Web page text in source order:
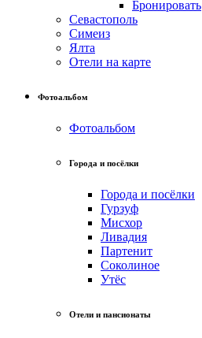
Бронировать
Севастополь
Симеиз
Ялта
Отели на карте
Фотоальбом
Фотоальбом
Города и посёлки
Города и посёлки
Гурзуф
Мисхор
Ливадия
Партенит
Соколиное
Утёс
Отели и пансионаты